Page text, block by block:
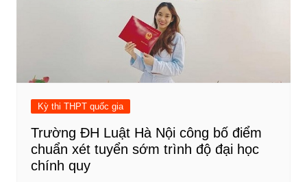
Kỳ thi THPT quốc gia
Trường ĐH Luật Hà Nội công bố điểm
chuẩn xét tuyển sớm trình độ đại học
chính quy